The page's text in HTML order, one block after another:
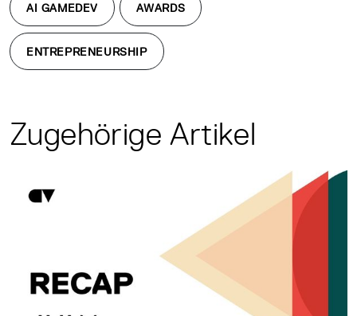
AI GAMEDEV AWARDS
ENTREPRENEURSHIP
Zugehörige Artikel